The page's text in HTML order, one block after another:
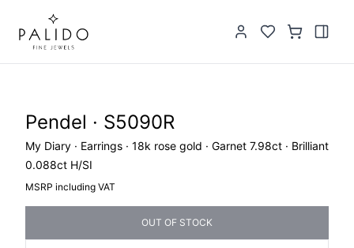
Pendel · S5090R
My Diary · Earrings · 18k rose gold · Garnet 7.98ct · Brilliant
0.088ct H/SI
MSRP including VAT
OUT OF STOCK